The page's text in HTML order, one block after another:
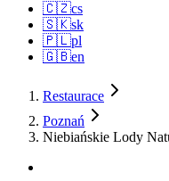
🇨🇿cs
🇸🇰sk
🇵🇱pl
🇬🇧en
Restaurace
Poznań
Niebiańskie Lody